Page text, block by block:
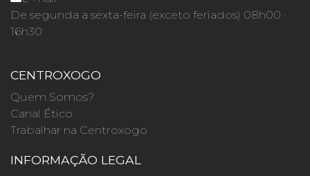
De segunda a sexta-feira (exceto feriados) 08h00 ·
16h30
CENTROXOGO
Quem Somos?
Canal Ético
Trabalhar na Centroxogo
INFORMAÇÃO LEGAL